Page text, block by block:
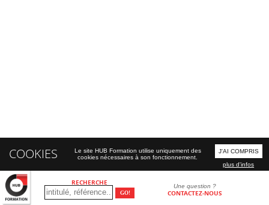
RECHERCHE Une question ?
CONTACTEZ-NOUS
COOKIES
Le site HUB Formation utilise uniquement des
cookies nécessaires à son fonctionnement.
J'AI COMPRIS
plus d'infos